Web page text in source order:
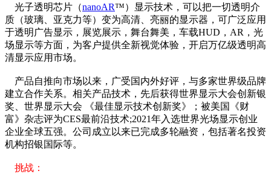
光子透明芯片（nanoAR™）显示技术，可以把一切透明介
质（玻璃、亚克力等）变为高清、亮丽的显示器，可广泛应用
于透明广告显示，展览展示，舞台舞美，车载HUD，AR，光
场显示等方面，为客户提供全新视觉体验，开启万亿级透明高
清显示应用市场。
产品自推向市场以来，广受国内外好评，与多家世界级品牌
建立合作关系。相关产品技术，先后获得世界显示大会创新银
奖、世界显示大会 《最佳显示技术创新奖》；被美国《财
富》杂志评为CES最前沿技术;2021年入选世界光场显示创业
企业全球五强。公司成立以来已完成多轮融资，包括著名投资
机构招银国际等。
挑战：